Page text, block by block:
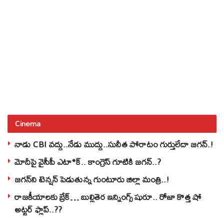
Cinema
నాడు CBI వద్దు..నేడు ముద్దు..సునీత పోరాటం గుర్తులేదా జగన్.!
మోదీపై వైసీపీ ఎటా*క్.. కాంగ్రెస్ గూటికి జగన్..?
జగన్‌ని టెన్షన్‌ పెడుతున్న గుంటూరు జిల్లా మంత్రి..!
రాజకీయాలకు బ్రేక్… బుల్లితెర ఇన్నింగ్స్ షురూ.. రోజా కొత్త షో
అట్టర్ ఫ్లాప్..??